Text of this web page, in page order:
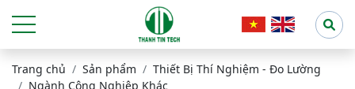
Trang chủ Sản phẩm
Thiết Bị Thí Nghiệm - Đo Lường
Ngành Công Nghiệp Khác